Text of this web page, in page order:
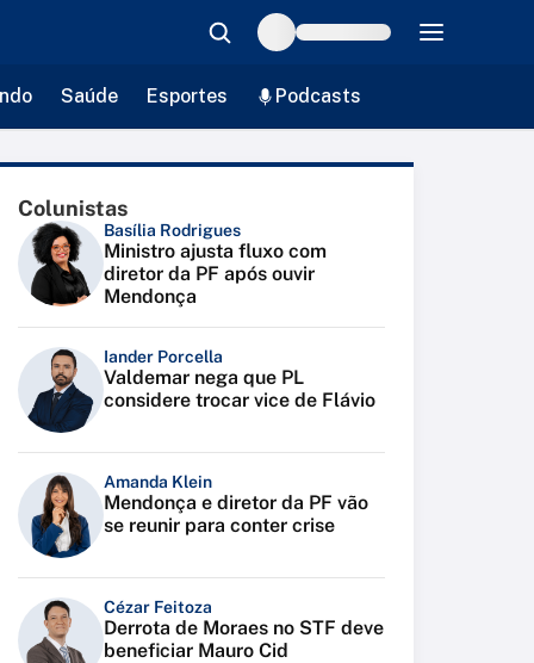
Saúde Esportes Podcasts
Colunistas
Basília Rodrigues
Ministro ajusta fluxo com
diretor da PF após ouvir
Mendonça
Iander Porcella
Valdemar nega que PL
considere trocar vice de Flávio
Amanda Klein
Mendonça e diretor da PF vão
se reunir para conter crise
Cézar Feitoza
Derrota de Moraes no STF deve
beneficiar Mauro Cid